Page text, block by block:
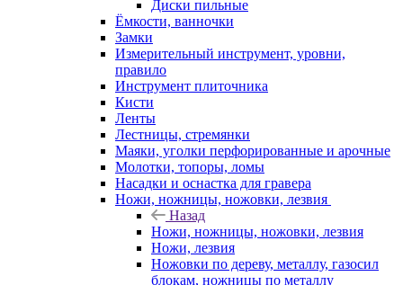
Диски пильные
Ёмкости, ванночки
Замки
Измерительный инструмент, уровни,
правило
Инструмент плиточника
Кисти
Ленты
Лестницы, стремянки
Маяки, уголки перфорированные и арочные
Молотки, топоры, ломы
Насадки и оснастка для гравера
Ножи, ножницы, ножовки, лезвия
Назад
Ножи, ножницы, ножовки, лезвия
Ножи, лезвия
Ножовки по дереву, металлу, газосил
блокам, ножницы по металлу